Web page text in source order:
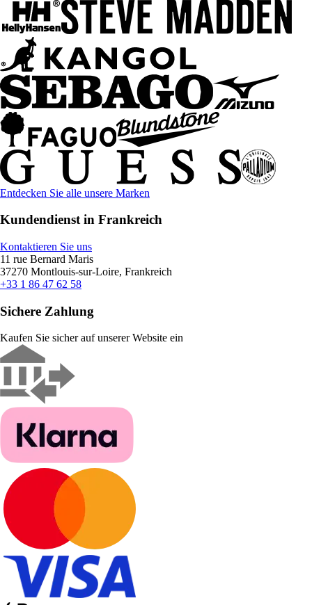
Entdecken Sie alle unsere Marken
Kundendienst in Frankreich
Kontaktieren Sie uns
11 rue Bernard Maris
37270 Montlouis-sur-Loire, Frankreich
+33 1 86 47 62 58
Sichere Zahlung
Kaufen Sie sicher auf unserer Website ein